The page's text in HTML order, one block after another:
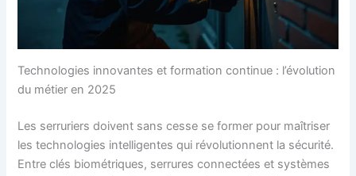
Technologies innovantes et formation continue : l’évolution
du métier en 2025
Les serruriers doivent sans cesse se former pour maîtriser
les technologies intelligentes qui révolutionnent la sécurité.
Entre clés biométriques, serrures connectées et systèmes